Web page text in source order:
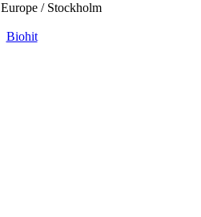
Europe / Stockholm
Biohit